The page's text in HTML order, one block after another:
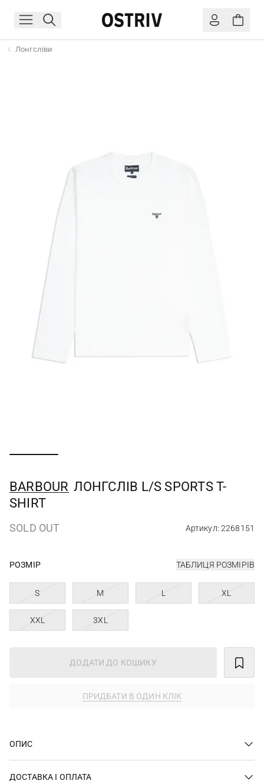
Лонгсліви
BARBOUR ЛОНГСЛІВ L/S SPORTS T-
SHIRT
SOLD OUT Артикул: 2268151
РОЗМІР ТАБЛИЦЯ РОЗМІРІВ
S M L XL
XXL 3XL
ДОДАТИ ДО КОШИКУ
ПРИДБАТИ В ОДИН КЛІК
ОПИС
ДОСТАВКА І ОПЛАТА